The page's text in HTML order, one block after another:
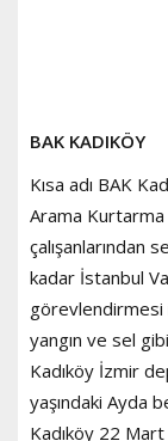
BAK KADIKÖY
Kısa adı BAK
Arama Kurtarma
çalışanlarından
kadar İstanbul
görevlendirmesi
yangın ve sel
Kadıköy İzmir
yaşındaki Ayda
Kadıköy 22